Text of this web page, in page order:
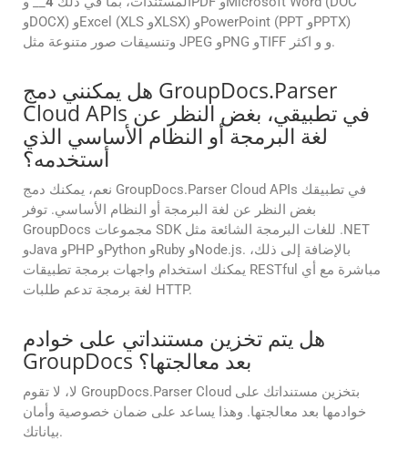
وDOCX) وExcel (XLS وXLSX) وPowerPoint (PPT وPPTX)
وتنسيقات صور متنوعة مثل JPEG وPNG وTIFF و و اكثر.
هل يمكنني دمج GroupDocs.Parser
Cloud APIs في تطبيقي، بغض النظر عن
لغة البرمجة أو النظام الأساسي الذي
أستخدمه؟
نعم، يمكنك دمج GroupDocs.Parser Cloud APIs في تطبيقك
بغض النظر عن لغة البرمجة أو النظام الأساسي. توفر
GroupDocs مجموعات SDK للغات البرمجة الشائعة مثل .NET
وJava وPHP وPython وRuby وNode.js. بالإضافة إلى ذلك،
يمكنك استخدام واجهات برمجة تطبيقات RESTful مباشرة مع أي
لغة برمجة تدعم طلبات HTTP.
هل يتم تخزين مستنداتي على خوادم
GroupDocs بعد معالجتها؟
لا، لا تقوم GroupDocs.Parser Cloud بتخزين مستنداتك على
خوادمها بعد معالجتها. وهذا يساعد على ضمان خصوصية وأمان
بياناتك.